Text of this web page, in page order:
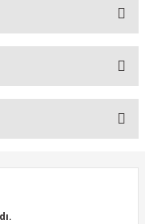
yapın!